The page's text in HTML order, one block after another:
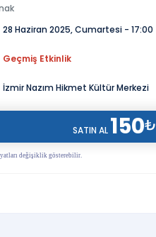
28 Haziran 2025, Cumartesi - 17:00
Geçmiş Etkinlik
İzmir Nazım Hikmet Kültür Merkezi
SATIN AL 150₺
değişiklik gösterebilir.